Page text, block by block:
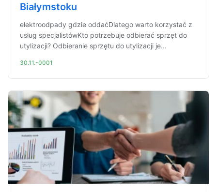
Białymstoku
elektroodpady gdzie oddaćDlatego warto korzystać z
usług specjalistówKto potrzebuje odbierać sprzęt do
utylizacji? Odbieranie sprzętu do utylizacji je...
30.11.-0001